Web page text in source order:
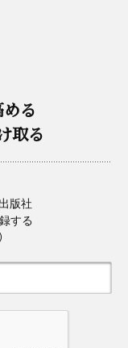
る
取る
版社
する